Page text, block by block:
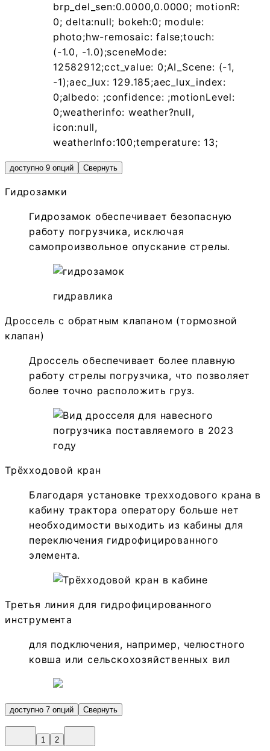
brp_del_sen:0.0000,0.0000; motionR:
0; delta:null; bokeh:0; module:
photo;hw-remosaic: false;touch:
(-1.0, -1.0);sceneMode:
12582912;cct_value: 0;AI_Scene: (-1,
-1);aec_lux: 129.185;aec_lux_index:
0;albedo: ;confidence: ;motionLevel:
0;weatherinfo: weather?null,
icon:null,
weatherInfo:100;temperature: 13;
доступно 9 опций Свернуть
Гидрозамки
Гидрозамок обеспечивает безопасную
работу погрузчика, исключая
самопроизвольное опускание стрелы.
гидравлика
Дроссель с обратным клапаном (тормозной
клапан)
Дроссель обеспечивает более плавную
работу стрелы погрузчика, что позволяет
более точно расположить груз.
Трёхходовой кран
Благодаря установке трехходового крана в
кабину трактора оператору больше нет
необходимости выходить из кабины для
переключения гидрофицированного
элемента.
Третья линия для гидрофицированного
инструмента
для подключения, например, челюстного
ковша или сельскохозяйственных вил
доступно 7 опций Свернуть
1 2